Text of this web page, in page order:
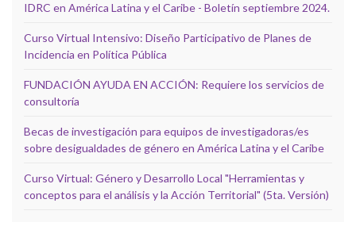
IDRC en América Latina y el Caribe - Boletín septiembre 2024.
Curso Virtual Intensivo: Diseño Participativo de Planes de
Incidencia en Política Pública
FUNDACIÓN AYUDA EN ACCIÓN: Requiere los servicios de
consultoría
Becas de investigación para equipos de investigadoras/es
sobre desigualdades de género en América Latina y el Caribe
Curso Virtual: Género y Desarrollo Local "Herramientas y
conceptos para el análisis y la Acción Territorial" (5ta. Versión)